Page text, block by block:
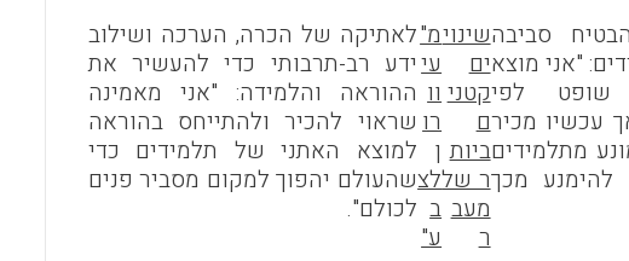
סביבה
"אני מוצא
שופט לפי
עכשיו מכיר
מתלמידים
להימנע מכך
שינוי
ים
קטני
ם
ביות
ר של
מעב
ר
מ"
עי
וו
רו
ן
לצ
ב
ע"
לאתיקה של הכרה, הערכה ושילוב
ידע רב-תרבותי כדי להעשיר את
ההוראה והלמידה: "אני מאמינה
שראוי להכיר ולהתייחס בהוראה
למוצא האתני של תלמידים כדי
שהעולם יהפוך למקום מסביר פנים
לכולם".